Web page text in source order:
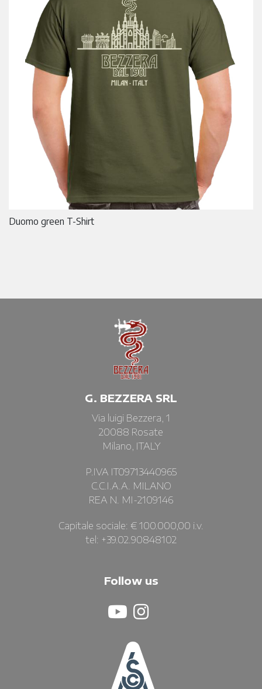
Duomo green T-Shirt
G. BEZZERA SRL
Via luigi Bezzera, 1
20088 Rosate
Milano, ITALY
P.IVA IT09713440965
C.C.I.A.A. MILANO
REA N. MI-2109146
Capitale sociale: € 100.000,00 i.v.
tel: +39.02.90848102
Follow us